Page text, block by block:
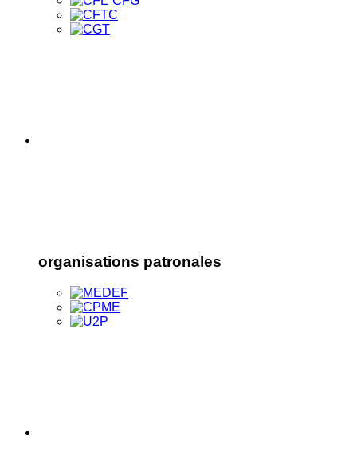
organisations patronales